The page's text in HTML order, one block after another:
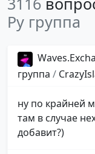
Ру группа
группа /
ну по крайней
там в случае
добавит?)